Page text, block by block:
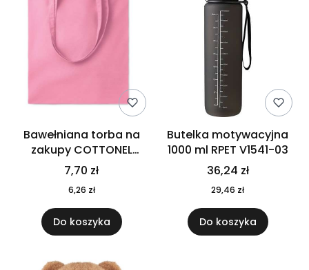
Bawełniana torba na
zakupy COTTONEL
COLOUR++ MO9846-11
7,70 zł
6,26 zł
Do koszyka
Butelka motywacyjna
1000 ml RPET V1541-03
36,24 zł
29,46 zł
Do koszyka